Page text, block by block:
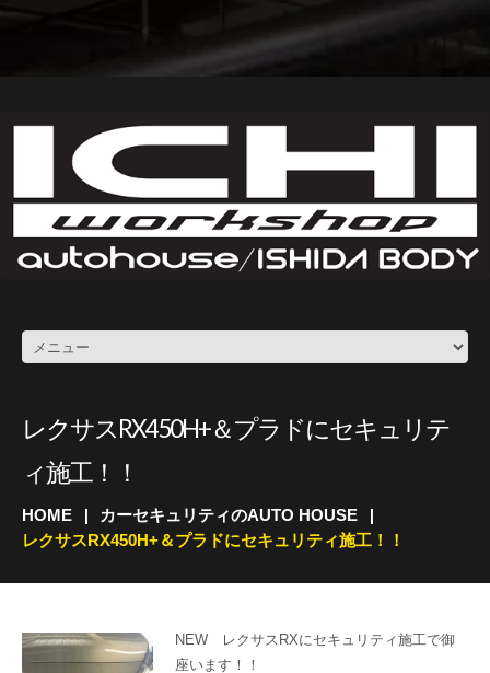
レクサスRX450H+＆プラドにセキュリテ
ィ施工！！
HOME
カーセキュリティのAUTO HOUSE
レクサスRX450H+＆プラドにセキュリティ施工！！
NEW レクサスRXにセキュリティ施工で御
座います！！